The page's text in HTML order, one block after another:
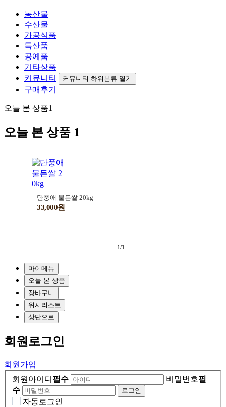
농산물
수산물
가공식품
특산품
공예품
기타상품
커뮤니티
커뮤니티 하위분류 열기
구매후기
오늘 본 상품1
오늘 본 상품 1
단풍애 물든쌀 20kg
33,000원
1/1
마이메뉴
오늘 본 상품
장바구니
위시리스트
상단으로
회원 로그인
회원가입
회원아이디 필수 비밀번호필
수
자동로그인